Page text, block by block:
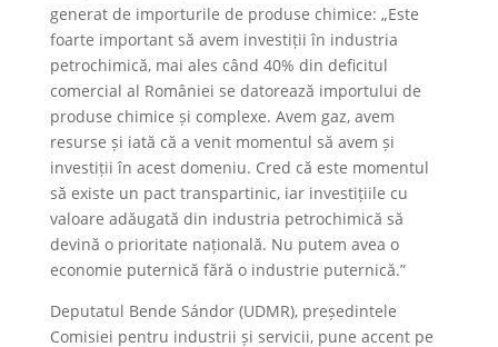
generat de importurile de produse chimice: „Este
foarte important să avem investiții în industria
petrochimică, mai ales când 40% din deficitul
comercial al României se datorează importului de
produse chimice și complexe. Avem gaz, avem
resurse și iată că a venit momentul să avem și
investiții în acest domeniu. Cred că este momentul
să existe un pact transpartinic, iar investițiile cu
valoare adăugată din industria petrochimică să
devină o prioritate națională. Nu putem avea o
economie puternică fără o industrie puternică.”
Deputatul Bende Sándor (UDMR), președintele
Comisiei pentru industrii și servicii, pune accent pe